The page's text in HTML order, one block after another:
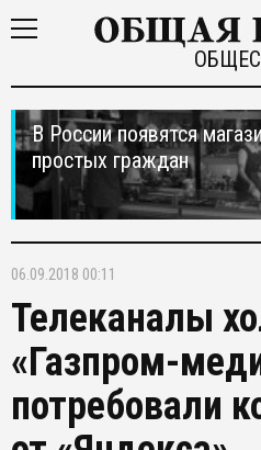
В России появятся
простых граждан
06.09.2018 00:11
Телеканалы
«Газпром-
потребовали